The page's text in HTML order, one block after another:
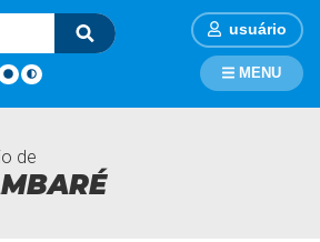
usuário
de
MENU